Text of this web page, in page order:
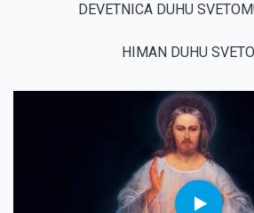
DEVETNICA DUHU
HIMAN DUHU